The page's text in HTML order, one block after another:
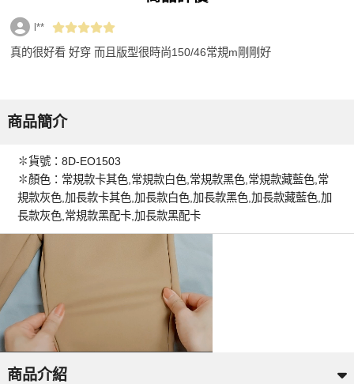
l**
真的很好看 好穿 而且版型很時尚150/46常規m剛剛好
商品簡介
✽貨號：8D-EO1503
✽顏色：常規款卡其色,常規款白色,常規款黑色,常規款藏藍色,常
規款灰色,加長款卡其色,加長款白色,加長款黑色,加長款藏藍色,加
長款灰色,常規款黑配卡,加長款黑配卡
商品介紹